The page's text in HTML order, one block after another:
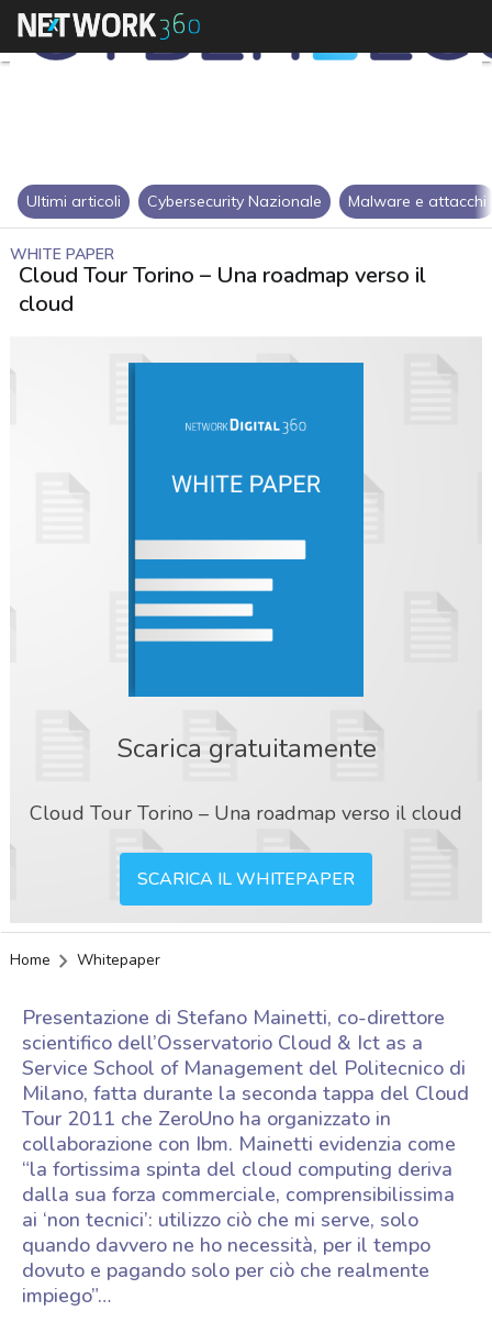
Ultimi articoli Cybersecurity Nazionale Malware e attacchi
WHITE PAPER
Cloud Tour Torino – Una roadmap verso il
cloud
Scarica gratuitamente
Cloud Tour Torino – Una roadmap verso il cloud
SCARICA IL WHITEPAPER
Home Whitepaper
Presentazione di Stefano Mainetti, co-direttore
scientifico dell’Osservatorio Cloud & Ict as a
Service School of Management del Politecnico di
Milano, fatta durante la seconda tappa del Cloud
Tour 2011 che ZeroUno ha organizzato in
collaborazione con Ibm. Mainetti evidenzia come
“la fortissima spinta del cloud computing deriva
dalla sua forza commerciale, comprensibilissima
ai ‘non tecnici’: utilizzo ciò che mi serve, solo
quando davvero ne ho necessità, per il tempo
dovuto e pagando solo per ciò che realmente
impiego”…